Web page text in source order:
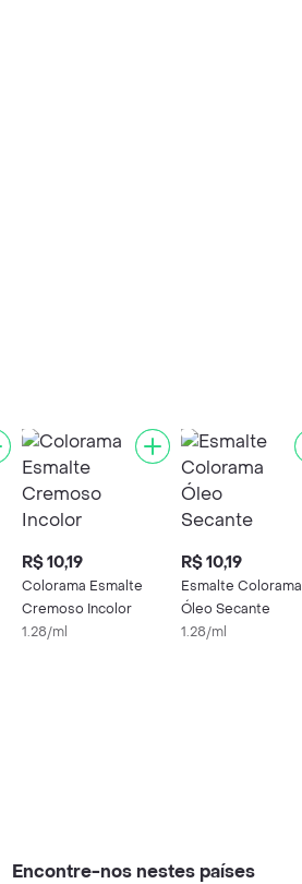
R$ 10,19
Colorama Esmalte
Cremoso Incolor
1.28/ml
R$ 10,19
Esmalte Colorama
Óleo Secante
1.28/ml
Encontre-nos nestes países